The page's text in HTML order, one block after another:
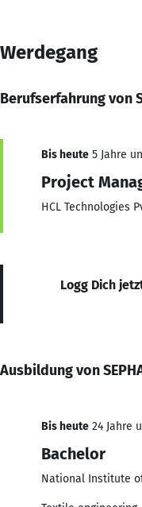
Werdegang
Berufserfahrung von
Bis heute 5 Jahre
Project
HCL Technologies
Logg Dich
Ausbildung von
Bis heute 24 Jahre
Bachelor
National Institute